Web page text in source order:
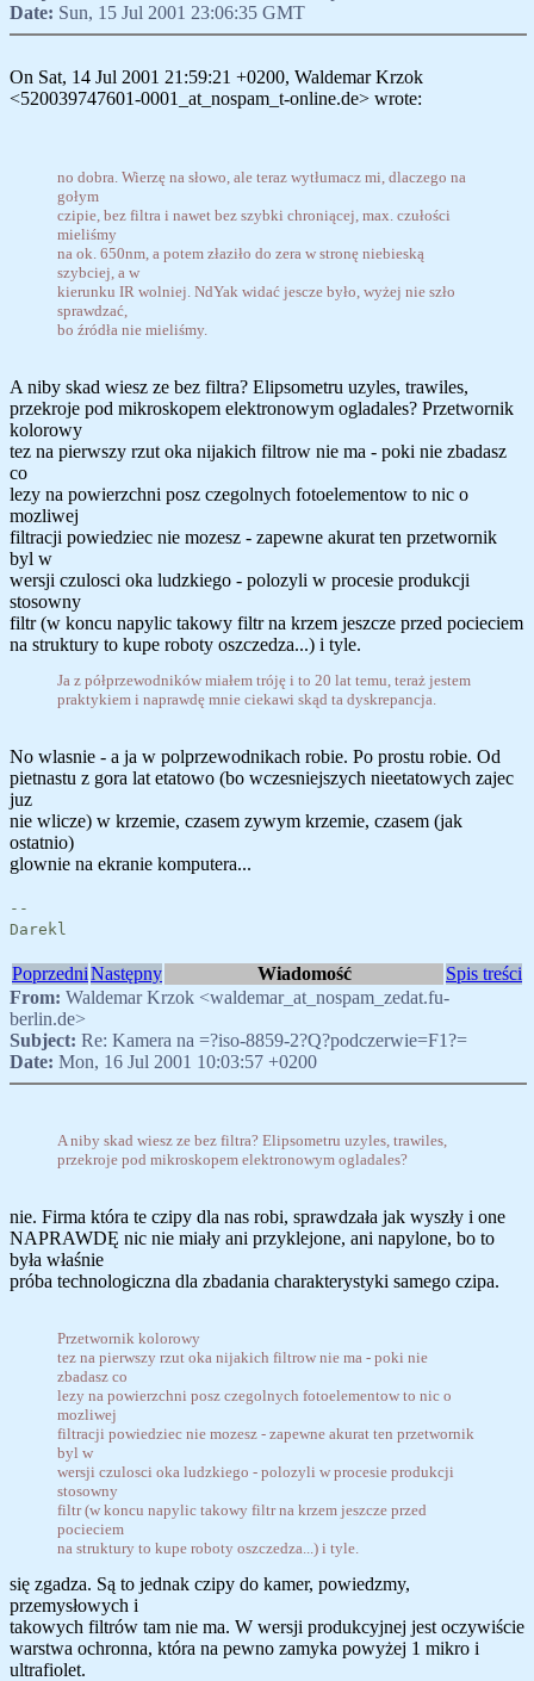
Date: Sun, 15 Jul 2001 23:06:35 GMT
On Sat, 14 Jul 2001 21:59:21 +0200, Waldemar Krzok
<520039747601-0001_at_nospam_t-online.de> wrote:
no dobra. Wierzę na słowo, ale teraz wytłumacz mi, dlaczego na
gołym
czipie, bez filtra i nawet bez szybki chroniącej, max. czułości
mieliśmy
na ok. 650nm, a potem złaziło do zera w stronę niebieską
szybciej, a w
kierunku IR wolniej. NdYak widać jescze było, wyżej nie szło
sprawdzać,
bo źródła nie mieliśmy.
A niby skad wiesz ze bez filtra? Elipsometru uzyles, trawiles,
przekroje pod mikroskopem elektronowym ogladales? Przetwornik
kolorowy
tez na pierwszy rzut oka nijakich filtrow nie ma - poki nie zbadasz
co
lezy na powierzchni posz czegolnych fotoelementow to nic o
mozliwej
filtracji powiedziec nie mozesz - zapewne akurat ten przetwornik
byl w
wersji czulosci oka ludzkiego - polozyli w procesie produkcji
stosowny
filtr (w koncu napylic takowy filtr na krzem jeszcze przed pocieciem
na struktury to kupe roboty oszczedza...) i tyle.
Ja z półprzewodników miałem tróję i to 20 lat temu, teraż jestem
praktykiem i naprawdę mnie ciekawi skąd ta dyskrepancja.
No wlasnie - a ja w polprzewodnikach robie. Po prostu robie. Od
pietnastu z gora lat etatowo (bo wczesniejszych nieetatowych zajec
juz
nie wlicze) w krzemie, czasem zywym krzemie, czasem (jak
ostatnio)
glownie na ekranie komputera...
--
Darekl
PoprzedniNastępny Wiadomość
Spis treści
From: Waldemar Krzok <waldemar_at_nospam_zedat.fu-
berlin.de>
Subject: Re: Kamera na =?iso-8859-2?Q?podczerwie=F1?=
Date: Mon, 16 Jul 2001 10:03:57 +0200
A niby skad wiesz ze bez filtra? Elipsometru uzyles, trawiles,
przekroje pod mikroskopem elektronowym ogladales?
nie. Firma która te czipy dla nas robi, sprawdzała jak wyszły i one
NAPRAWDĘ nic nie miały ani przyklejone, ani napylone, bo to
była właśnie
próba technologiczna dla zbadania charakterystyki samego czipa.
Przetwornik kolorowy
tez na pierwszy rzut oka nijakich filtrow nie ma - poki nie
zbadasz co
lezy na powierzchni posz czegolnych fotoelementow to nic o
mozliwej
filtracji powiedziec nie mozesz - zapewne akurat ten przetwornik
byl w
wersji czulosci oka ludzkiego - polozyli w procesie produkcji
stosowny
filtr (w koncu napylic takowy filtr na krzem jeszcze przed
pocieciem
na struktury to kupe roboty oszczedza...) i tyle.
się zgadza. Są to jednak czipy do kamer, powiedzmy,
przemysłowych i
takowych filtrów tam nie ma. W wersji produkcyjnej jest oczywiście
warstwa ochronna, która na pewno zamyka powyżej 1 mikro i
ultrafiolet.